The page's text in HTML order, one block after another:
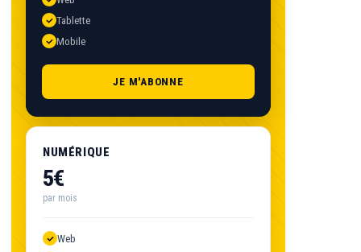
Tablette
Mobile
JE M'ABONNE
NUMÉRIQUE
5€
par mois
Web